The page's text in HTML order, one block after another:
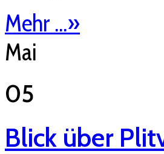
Mehr ...»
Mai
05
Blick über